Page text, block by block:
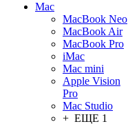
Mac
MacBook Neo
MacBook Air
MacBook Pro
iMac
Mac mini
Apple Vision
Pro
Mac Studio
+ ЕЩЕ 1